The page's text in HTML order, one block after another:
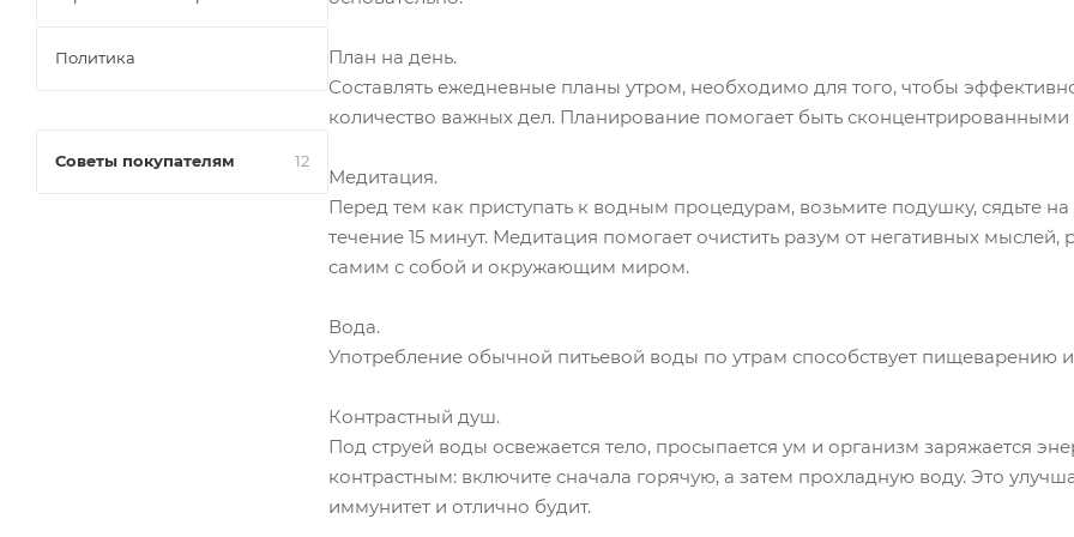
План на день.
Составлять ежедневные планы утром, необходимо для того, чтобы
количество важных дел. Планирование помогает быть
Медитация.
Перед тем как приступать к водным процедурам, возьмите подушку, сядьте
течение 15 минут. Медитация помогает очистить разум от негативных мыслей,
самим с собой и окружающим миром.
Вода.
Употребление обычной питьевой воды по утрам способствует пищеварению
Контрастный душ.
Под струей воды освежается тело, просыпается ум и организм заряжается
контрастным: включите сначала горячую, а затем прохладную воду. Это
иммунитет и отлично будит.
Политика
Советы покупателям 12